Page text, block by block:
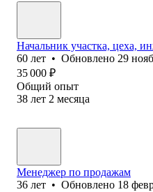
Начальник участка, цеха,
60 лет • Обновлено 29
35 000 ₽
Общий опыт
38 лет 2 месяца
Менеджер по продажам
36 лет • Обновлено 18